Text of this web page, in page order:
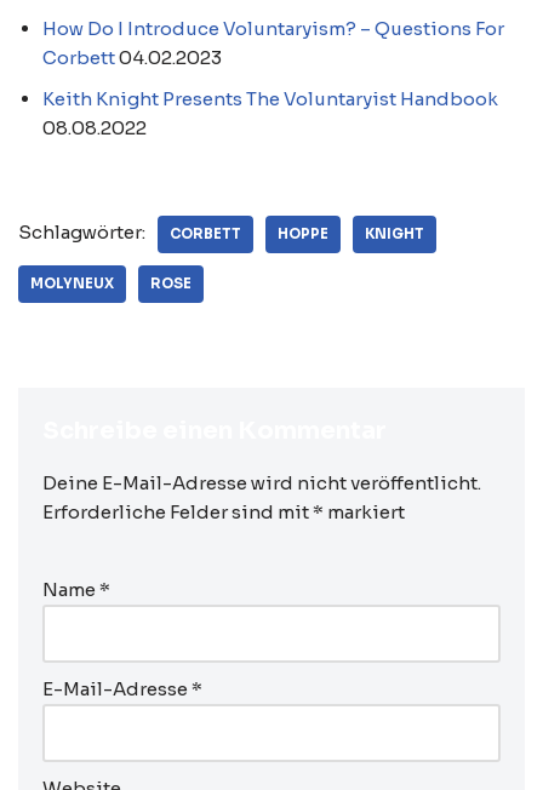
How Do I Introduce Voluntaryism? – Questions For
Corbett04.02.2023
Keith Knight Presents The Voluntaryist Handbook
08.08.2022
Schlagwörter: CORBETT HOPPE KNIGHT
MOLYNEUX ROSE
Deine E-Mail-Adresse wird nicht veröffentlicht.
Erforderliche Felder sind mit * markiert
Name *
E-Mail-Adresse *